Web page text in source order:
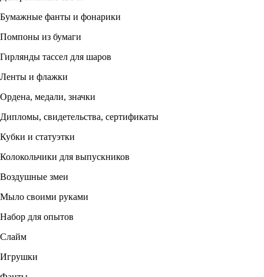
Бумажные фанты и фонарики
Помпоны из бумаги
Гирлянды тассел для шаров
Ленты и флажки
Ордена, медали, значки
Дипломы, свидетельства, сертификаты
Кубки и статуэтки
Колокольчики для выпускников
Воздушные змеи
Мыло своими руками
Набор для опытов
Слайм
Игрушки